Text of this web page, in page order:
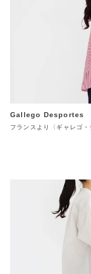
Gallego Desportes
フランスより〈ギャレゴ